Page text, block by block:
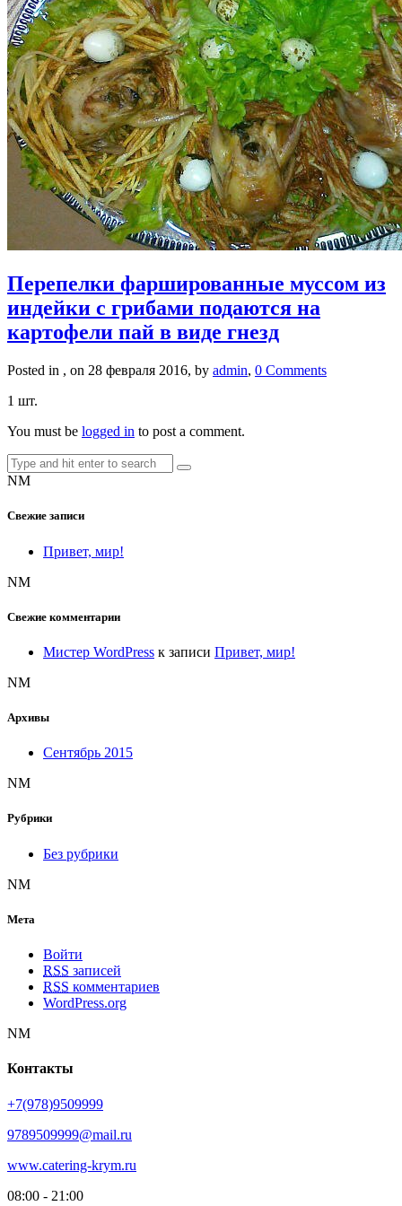
Перепелки фаршированные муссом из
индейки с грибами подаются на
картофели пай в виде гнезд
Posted in , on 28 февраля 2016, by admin, 0 Comments
1 шт.
You must be logged in to post a comment.
NM
Свежие записи
Привет, мир!
NM
Свежие комментарии
Мистер WordPress к записи Привет, мир!
NM
Архивы
Сентябрь 2015
NM
Рубрики
Без рубрики
NM
Мета
Войти
RSS записей
RSS комментариев
WordPress.org
NM
Контакты
+7(978)9509999
9789509999@mail.ru
www.catering-krym.ru
08:00 - 21:00